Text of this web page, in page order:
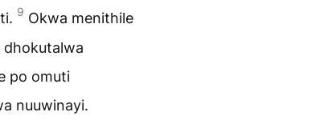
9 Okwa menithile
dhokutalwa
po omuti
nuuwinayi.